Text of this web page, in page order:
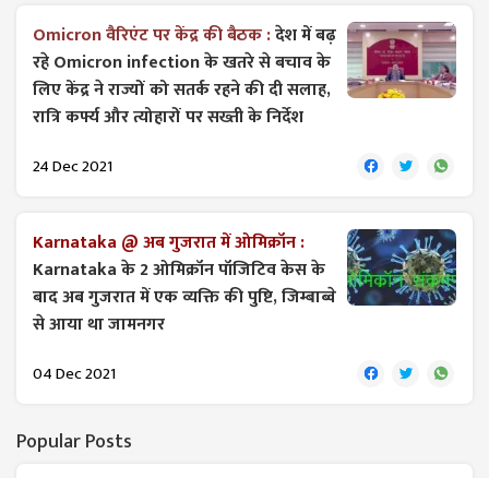
Omicron वैरिएंट पर केंद्र की बैठक :देश में बढ़
रहे Omicron infection के खतरे से बचाव के
लिए केंद्र ने राज्यों को सतर्क रहने की दी सलाह,
रात्रि कर्फ्य और त्योहारों पर सख्ती के निर्देश
24 Dec 2021
Karnataka @ अब गुजरात में ओमिक्रॉन :
Karnataka के 2 ओमिक्रॉन पॉजिटिव केस के
बाद अब गुजरात में एक व्यक्ति की पुष्टि, जिम्बाब्वे
से आया था जामनगर
04 Dec 2021
Popular Posts